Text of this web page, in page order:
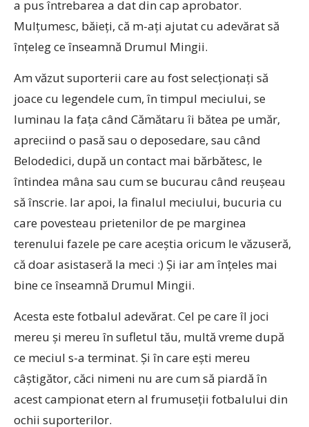
a pus întrebarea a dat din cap aprobator.
Mulțumesc, băieți, că m-ați ajutat cu adevărat să
înțeleg ce înseamnă Drumul Mingii.
Am văzut suporterii care au fost selecționați să
joace cu legendele cum, în timpul meciului, se
luminau la fața când Cămătaru îi bătea pe umăr,
apreciind o pasă sau o deposedare, sau când
Belodedici, după un contact mai bărbătesc, le
întindea mâna sau cum se bucurau când reușeau
să înscrie. Iar apoi, la finalul meciului, bucuria cu
care povesteau prietenilor de pe marginea
terenului fazele pe care aceștia oricum le văzuseră,
că doar asistaseră la meci :) Și iar am înțeles mai
bine ce înseamnă Drumul Mingii.
Acesta este fotbalul adevărat. Cel pe care îl joci
mereu și mereu în sufletul tău, multă vreme după
ce meciul s-a terminat. Și în care ești mereu
câștigător, căci nimeni nu are cum să piardă în
acest campionat etern al frumuseții fotbalului din
ochii suporterilor.